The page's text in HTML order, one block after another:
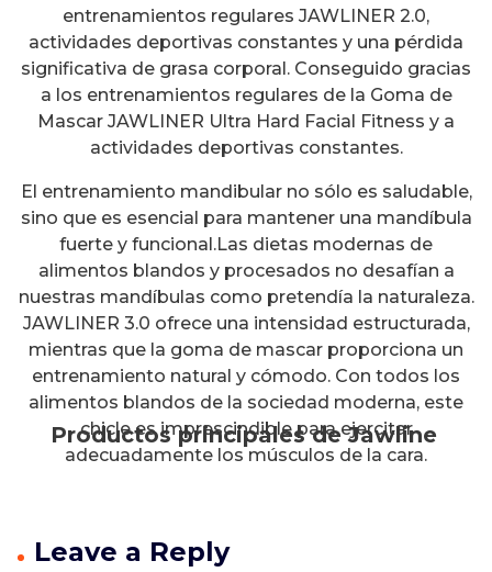
Productos principales de Jawline
entrenamientos regulares JAWLINER 2.0,
actividades deportivas constantes y una pérdida
significativa de grasa corporal. Conseguido gracias
a los entrenamientos regulares de la Goma de
Mascar JAWLINER Ultra Hard Facial Fitness y a
actividades deportivas constantes.
El entrenamiento mandibular no sólo es saludable,
sino que es esencial para mantener una mandíbula
fuerte y funcional.Las dietas modernas de
alimentos blandos y procesados no desafían a
nuestras mandíbulas como pretendía la naturaleza.
JAWLINER 3.0 ofrece una intensidad estructurada,
mientras que la goma de mascar proporciona un
entrenamiento natural y cómodo. Con todos los
alimentos blandos de la sociedad moderna, este
chicle es imprescindible para ejercitar
adecuadamente los músculos de la cara.
Leave a Reply